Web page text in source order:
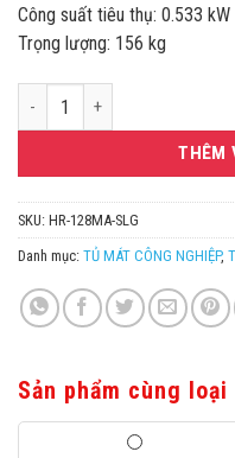
Công suất tiêu thụ: 0.533 kW
Trọng lượng: 156 kg
TỦ MÁT 2 CÁNH KÍNH 1053L
THÊM
SKU: HR-128MA-SLG
Danh mục: TỦ MÁT CÔNG NGHIỆP,
Sản phẩm cùng loại